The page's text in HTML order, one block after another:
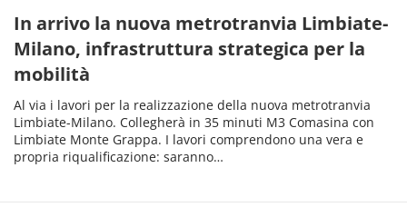
In arrivo la nuova metrotranvia Limbiate-
Milano, infrastruttura strategica per la
mobilità
Al via i lavori per la realizzazione della nuova metrotranvia
Limbiate-Milano. Collegherà in 35 minuti M3 Comasina con
Limbiate Monte Grappa. I lavori comprendono una vera e
propria riqualificazione: saranno…